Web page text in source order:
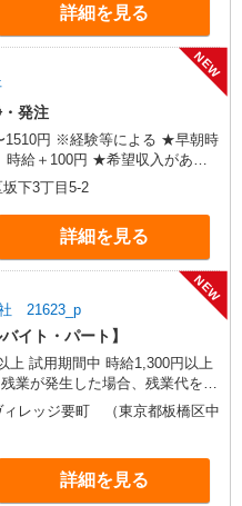
詳細を見る
NEW
発注
円 ※経験等による ★早朝時
時給＋100円 ★希望収入があり
いただければ希望条件に合うか
す。 ★時間外手当別途支給 ★上
向上手当を含みます。 ★働きが
月改定（地域により異なる）
更に＋50円
下3丁目5-2
詳細を見る
社 21623_p
NEW
イト・パート】
円以上
します。
ィレッジ要町 （東京都板橋区中
詳細を見る